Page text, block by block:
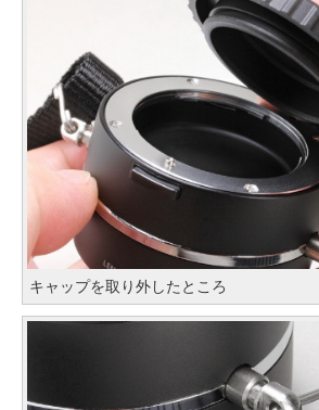
キャップを取り外したところ